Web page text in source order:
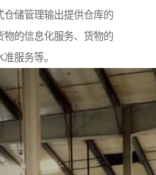
储管理输出提供仓库的
物的信息化服务、货物的
服务等。